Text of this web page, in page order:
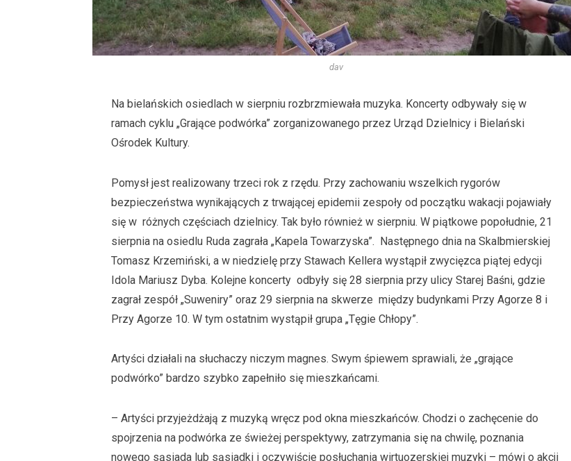
dav
Na bielańskich osiedlach w sierpniu rozbrzmiewała muzyka. Koncerty odbywały się w
ramach cyklu „Grające podwórka” zorganizowanego przez Urząd Dzielnicy i Bielański
Ośrodek Kultury.
Pomysł jest realizowany trzeci rok z rzędu. Przy zachowaniu wszelkich rygorów
bezpieczeństwa wynikających z trwającej epidemii zespoły od początku wakacji pojawiały
się w różnych częściach dzielnicy. Tak było również w sierpniu. W piątkowe popołudnie, 21
sierpnia na osiedlu Ruda zagrała „Kapela Towarzyska”. Następnego dnia na Skalbmierskiej
Tomasz Krzemiński, a w niedzielę przy Stawach Kellera wystąpił zwycięzca piątej edycji
Idola Mariusz Dyba. Kolejne koncerty odbyły się 28 sierpnia przy ulicy Starej Baśni, gdzie
zagrał zespół „Suweniry” oraz 29 sierpnia na skwerze między budynkami Przy Agorze 8 i
Przy Agorze 10. W tym ostatnim wystąpił grupa „Tęgie Chłopy”.
Artyści działali na słuchaczy niczym magnes. Swym śpiewem sprawiali, że „grające
podwórko” bardzo szybko zapełniło się mieszkańcami.
– Artyści przyjeżdżają z muzyką wręcz pod okna mieszkańców. Chodzi o zachęcenie do
spojrzenia na podwórka ze świeżej perspektywy, zatrzymania się na chwilę, poznania
nowego sąsiada lub sąsiadki i oczywiście posłuchania wirtuozerskiej muzyki – mówi o akcji